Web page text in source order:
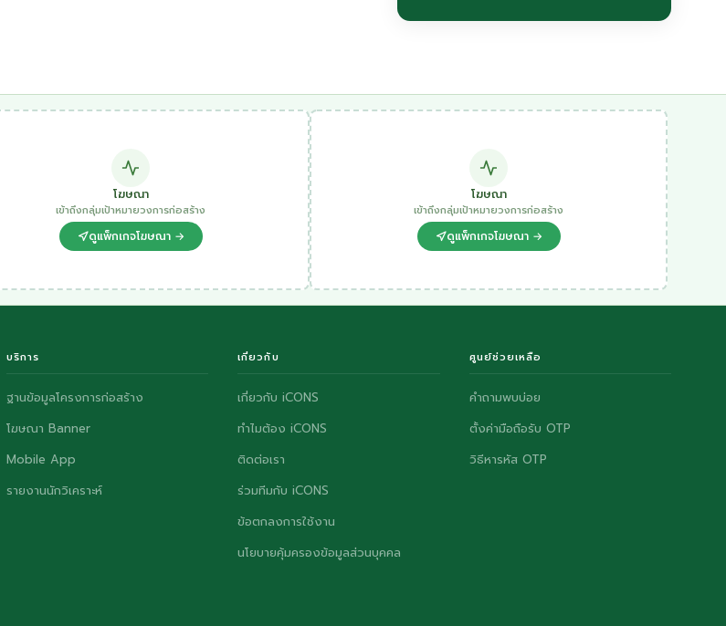
โฆษณา
เข้าถึงกลุ่มเป้าหมายวงการก่อสร้าง
ดูแพ็กเกจโฆษณา →
โฆษณา
เข้าถึงกลุ่มเป้าหมายวงการก่อสร้าง
ดูแพ็กเกจโฆษณา →
บริการ
ฐานข้อมูลโครงการก่อสร้าง
โฆษณา Banner
Mobile App
รายงานนักวิเคราะห์
เกี่ยวกับ
เกี่ยวกับ iCONS
ทำไมต้อง iCONS
ติดต่อเรา
ร่วมทีมกับ iCONS
ข้อตกลงการใช้งาน
นโยบายคุ้มครองข้อมูลส่วนบุคคล
ศูนย์ช่วยเหลือ
คำถามพบบ่อย
ตั้งค่ามือถือรับ OTP
วิธีหารหัส OTP